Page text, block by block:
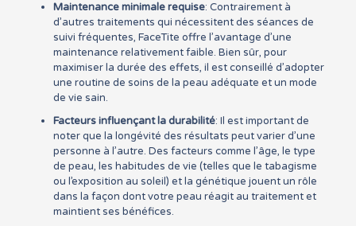
Maintenance minimale requise: Contrairement à
d’autres traitements qui nécessitent des séances de
suivi fréquentes, FaceTite offre l’avantage d’une
maintenance relativement faible. Bien sûr, pour
maximiser la durée des effets, il est conseillé d’adopter
une routine de soins de la peau adéquate et un mode
de vie sain.
Facteurs influençant la durabilité: Il est important de
noter que la longévité des résultats peut varier d’une
personne à l’autre. Des facteurs comme l’âge, le type
de peau, les habitudes de vie (telles que le tabagisme
ou l’exposition au soleil) et la génétique jouent un rôle
dans la façon dont votre peau réagit au traitement et
maintient ses bénéfices.